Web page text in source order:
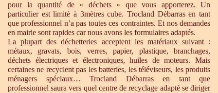
pour la quantité de « déchets » que vous apporterez. Un
particulier est limité à 3mètres cube. Trocland Débarras en tant
que professionnel n’a pas toutes ces contraintes. Et nos demandes
en mairie sont rapides car nous avons les formulaires adaptés.
La plupart des déchetteries acceptent les matériaux suivant :
métaux, gravats, bois, verres, papier, plastique, branchages,
déchets électriques et électroniques, huiles de moteurs. Mais
certaines ne recyclent pas les batteries, les téléviseurs, les produits
ménagers spéciaux… Trocland Débarras en tant que
professionnel saura vers quel centre de recyclage adapté se diriger